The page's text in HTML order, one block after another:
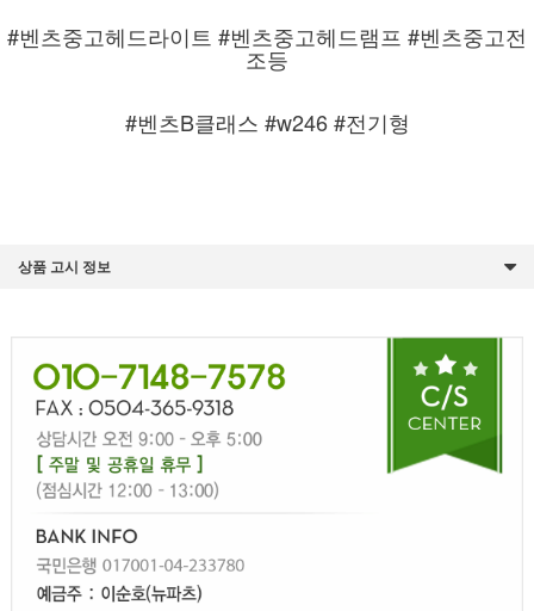
#벤츠중고헤드라이트 #벤츠중고헤드램프 #벤츠중고전
조등
#벤츠B클래스 #w246 #전기형
상품 고시 정보